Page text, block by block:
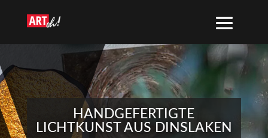
HANDGEFERTIGTE
LICHTKUNST AUS DINSLAKEN